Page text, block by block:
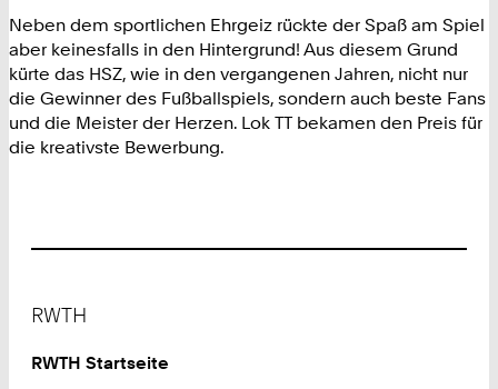
Neben dem sportlichen Ehrgeiz rückte der Spaß am Spiel
aber keinesfalls in den Hintergrund! Aus diesem Grund
kürte das HSZ, wie in den vergangenen Jahren, nicht nur
die Gewinner des Fußballspiels, sondern auch beste Fans
und die Meister der Herzen. Lok TT bekamen den Preis für
die kreativste Bewerbung.
RWTH
RWTH Startseite